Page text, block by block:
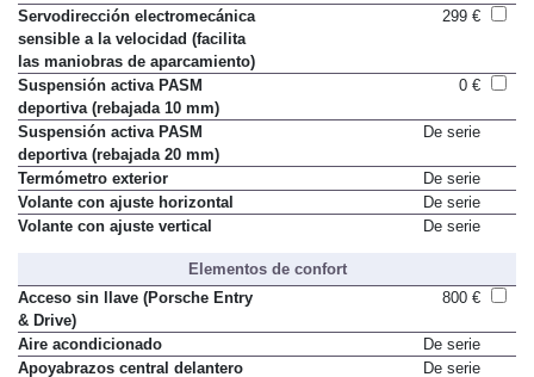
SPORT PLUS e Individual
Servodirección electromecánica
sensible a la velocidad (facilita
las maniobras de aparcamiento)
Suspensión activa PASM
deportiva (rebajada 10 mm)
Suspensión activa PASM
deportiva (rebajada 20 mm)
Termómetro exterior
De serie
Volante con ajuste horizontal
De serie
Elementos de confort
Acceso sin llave (Porsche Entry
& Drive)
Aire acondicionado
De serie